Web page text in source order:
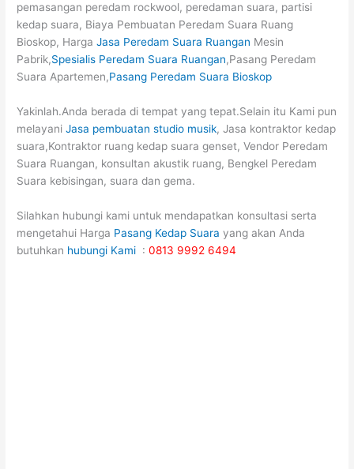
pemasangan peredam rockwool, peredaman suara, partisi
kedap suara, Biaya Pembuatan Peredam Suara Ruang
Bioskop, HargaJasa Peredam Suara Ruangan Mesin
Pabrik,Spesialis Peredam Suara Ruangan,Pasang Peredam
Suara Apartemen,Pasang Peredam Suara Bioskop
Yakinlah.Anda berada di tempat yang tepat.Selain itu Kami pun
melayaniJasa pembuatan studio musik, Jasa kontraktor kedap
suara,Kontraktor ruang kedap suara genset, Vendor Peredam
Suara Ruangan, konsultan akustik ruang, Bengkel Peredam
Suara kebisingan, suara dan gema.
Silahkan hubungi kami untuk mendapatkan konsultasi serta
mengetahui Harga Pasang Kedap Suara yang akan Anda
butuhkan hubungi Kami :0813 9992 6494